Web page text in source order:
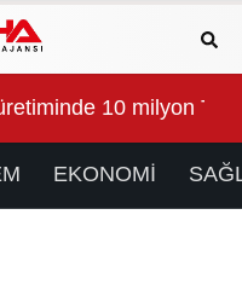
10 milyon
EKONOMİ